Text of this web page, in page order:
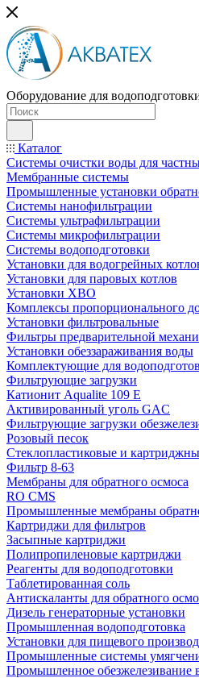
Оборудование для
Каталог
Системы очистки воды для
Мембранные системы
Промышленные установки
Системы нанофильтрации
Системы ультрафильтрации
Системы микрофильтрации
Системы водоподготовки
Установки для водогрейных
Установки для паровых котлов
Установки ХВО
Комплексы пропорционального
Установки фильтровальные
Фильтры предварительной
Установки обеззараживания воды
Комплектующие для
Фильтрующие загрузки
Катионит Aqualite 109 E
Активированный уголь GAC
Фильтрующие загрузки
Розовый песок
Стеклопластиковые и
Фильтр 8-63
Мембраны для обратного осмоса
RO CMS
Промышленные мембраны
Картриджи для фильтров
Засыпные картриджи
Полипропиленовые картриджи
Реагенты для водоподготовки
Таблетированная соль
Антискаланты для обратного
Дизель генераторные установки
Промышленная водоподготовка
Установки для пищевого
Промышленные системы
Промышленное обезжелезивание